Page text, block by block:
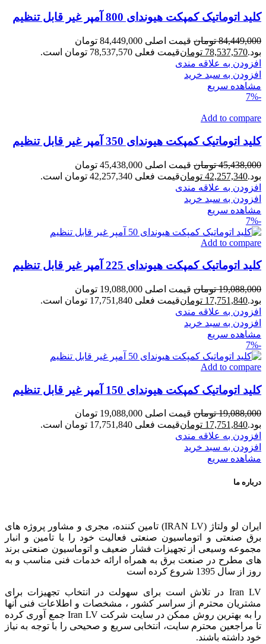
کلید اتوماتیک کمپکت هیوندای 800 آمپر غیر قابل تنظیم
84,449,000 تومان
قیمت اصلی 84,449,000 تومان
بود.78,537,570 تومانقیمت فعلی 78,537,570 تومان است.
افزودن به علاقه مندی
افزودن به سبد خرید
مشاهده سریع
-7%
Add to compare
کلید اتوماتیک کمپکت هیوندای 350 آمپر غیر قابل تنظیم
45,438,000 تومان
قیمت اصلی 45,438,000 تومان
بود.42,257,340 تومانقیمت فعلی 42,257,340 تومان است.
افزودن به علاقه مندی
افزودن به سبد خرید
مشاهده سریع
-7%
Add to compare
کلید اتوماتیک کمپکت هیوندای 225 آمپر غیر قابل تنظیم
19,088,000 تومان
قیمت اصلی 19,088,000 تومان
بود.17,751,840 تومانقیمت فعلی 17,751,840 تومان است.
افزودن به علاقه مندی
افزودن به سبد خرید
مشاهده سریع
-7%
Add to compare
کلید اتوماتیک کمپکت هیوندای 150 آمپر غیر قابل تنظیم
19,088,000 تومان
قیمت اصلی 19,088,000 تومان
بود.17,751,840 تومانقیمت فعلی 17,751,840 تومان است.
افزودن به علاقه مندی
افزودن به سبد خرید
مشاهده سریع
درباره ما
ایران لو ولتاژ (IRAN LV) تامین کننده، مجری و مشاور پروژه های
برق صنعتی و اتوماسیون صنعتی فعالیت خود را با تامین و انبار
مجموعه وسیعی از تجهیزات فشار ضعیف و اتوماسیون صنعتی برند
های مطرح در صنعت برق به همراه ارائه خدمات فنی مناسب و به
روز از سال 1395 شروع کرده است
Iran LV در تلاش است برای سهولت در انتخاب تجهیزات برای
مشتریان محترم از سراسر کشور ، مشخصات و اطلاعات فنی آنها
را به بهترین روش ممکن در سایت شرکت Iran LV جمع آوری کرده
تا مراجعین محترم سایت، انتخابی سریع و صحیحی را با توجه به نیاز
خود داشته باشند.